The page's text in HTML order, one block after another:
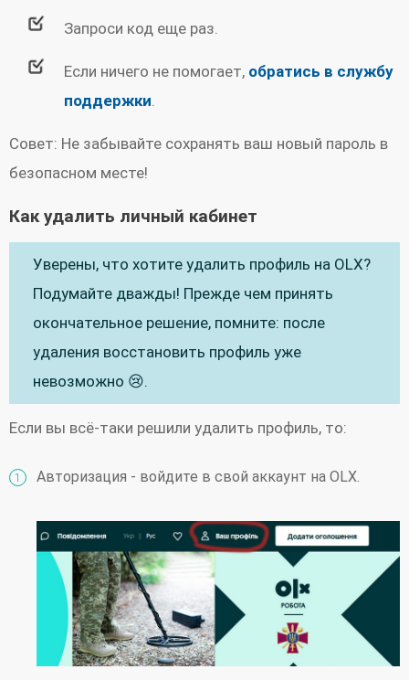
Запроси код еще раз.
Если ничего не помогает, обратись в службу
поддержки
Совет: Не забывайте сохранять ваш новый пароль в
безопасном месте!
Как удалить личный кабинет
Уверены, что хотите удалить профиль на OLX?
Подумайте дважды! Прежде чем принять
окончательное решение, помните: после
удаления восстановить профиль уже
невозможно 😢.
Если вы всё-таки решили удалить профиль, то:
Авторизация - войдите в свой аккаунт на OLX.